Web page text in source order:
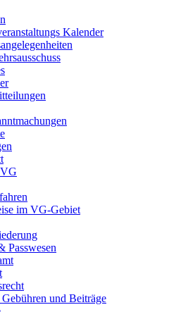
Kalender
im VG-Gebiet
Passwesen
Gebühren und Beiträge